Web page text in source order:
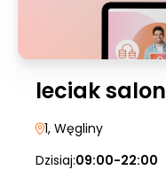
leciak salon
1, Węgliny
Dzisiaj:09:00-22:00